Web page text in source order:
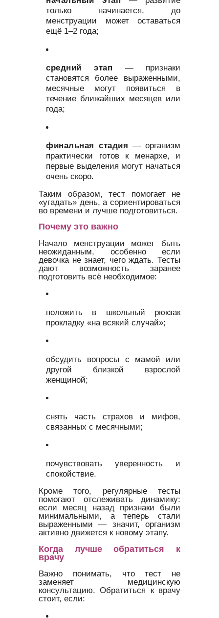
только начинается, до
менструации может оставаться
ещё 1–2 года;
средний этап — признаки
становятся более выраженными,
месячные могут появиться в
течение ближайших месяцев или
года;
финальная стадия — организм
практически готов к менархе, и
первые выделения могут начаться
очень скоро.
Таким образом, тест помогает не
«угадать» день, а сориентироваться
во времени и лучше подготовиться.
Почему это важно
Начало менструации может быть
неожиданным, особенно если
девочка не знает, чего ждать. Тесты
дают возможность заранее
подготовить всё необходимое:
положить в школьный рюкзак
прокладку «на всякий случай»;
обсудить вопросы с мамой или
другой близкой взрослой
женщиной;
снять часть страхов и мифов,
связанных с месячными;
почувствовать уверенность и
спокойствие.
Кроме того, регулярные тесты
помогают отслеживать динамику:
если месяц назад признаки были
минимальными, а теперь стали
выраженными — значит, организм
активно движется к новому этапу.
Когда лучше обратиться к
врачу
Важно понимать, что тест не
заменяет медицинскую
консультацию. Обратиться к врачу
стоит, если: